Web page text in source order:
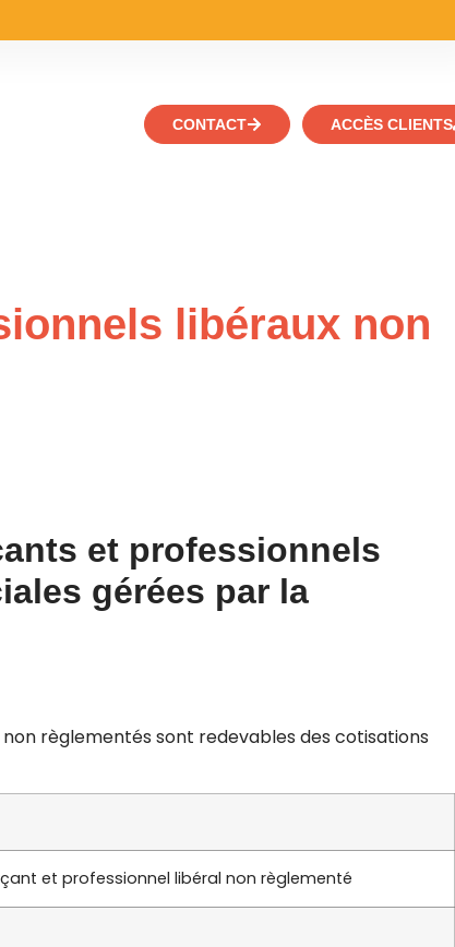
CONTACT ACCÈS CLIENTS
libéraux non
et professionnels
gérées par la
règlementés sont redevables des cotisations
et professionnel libéral non règlementé